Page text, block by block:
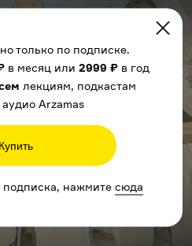
только по подписке.
в месяц или 2999 ₽ в год
лекциям, подкастам
Arzamas
Купить
подписка, нажмите сюда